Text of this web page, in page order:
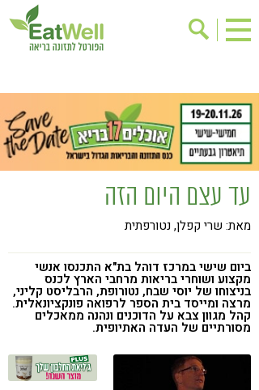
בישול בריא
אינדקס עסקים
ריפוי ומניעת מחלות
בריאות האישה
תוספי תזונה
מתכוני בריאות
אירועים
שינוי תזונתי
גישות בתזונה
ניקוי רעלים
מזונות על
ילדים
תזונה וספורט
הפרעות קשב & ריכוז
אכילה רגשית
טבעונות
עד עצם היום הזה
מאת: שרי קפלן, נטורפתית
ביום שישי במרכז דוהל בת"א התכנסו אנשי
מקצוע ושוחרי בריאות מרחבי הארץ לכנס
בניצוחו של יוסי שבח, נטורופת, הרבליסט קליני,
מרצה ומייסד בית הספר לרפואה פונקציונאלית.
קהל מגוון צבא על הדוכנים ונהנה ממאכלים
מסורתיים של העדה האתיופית.